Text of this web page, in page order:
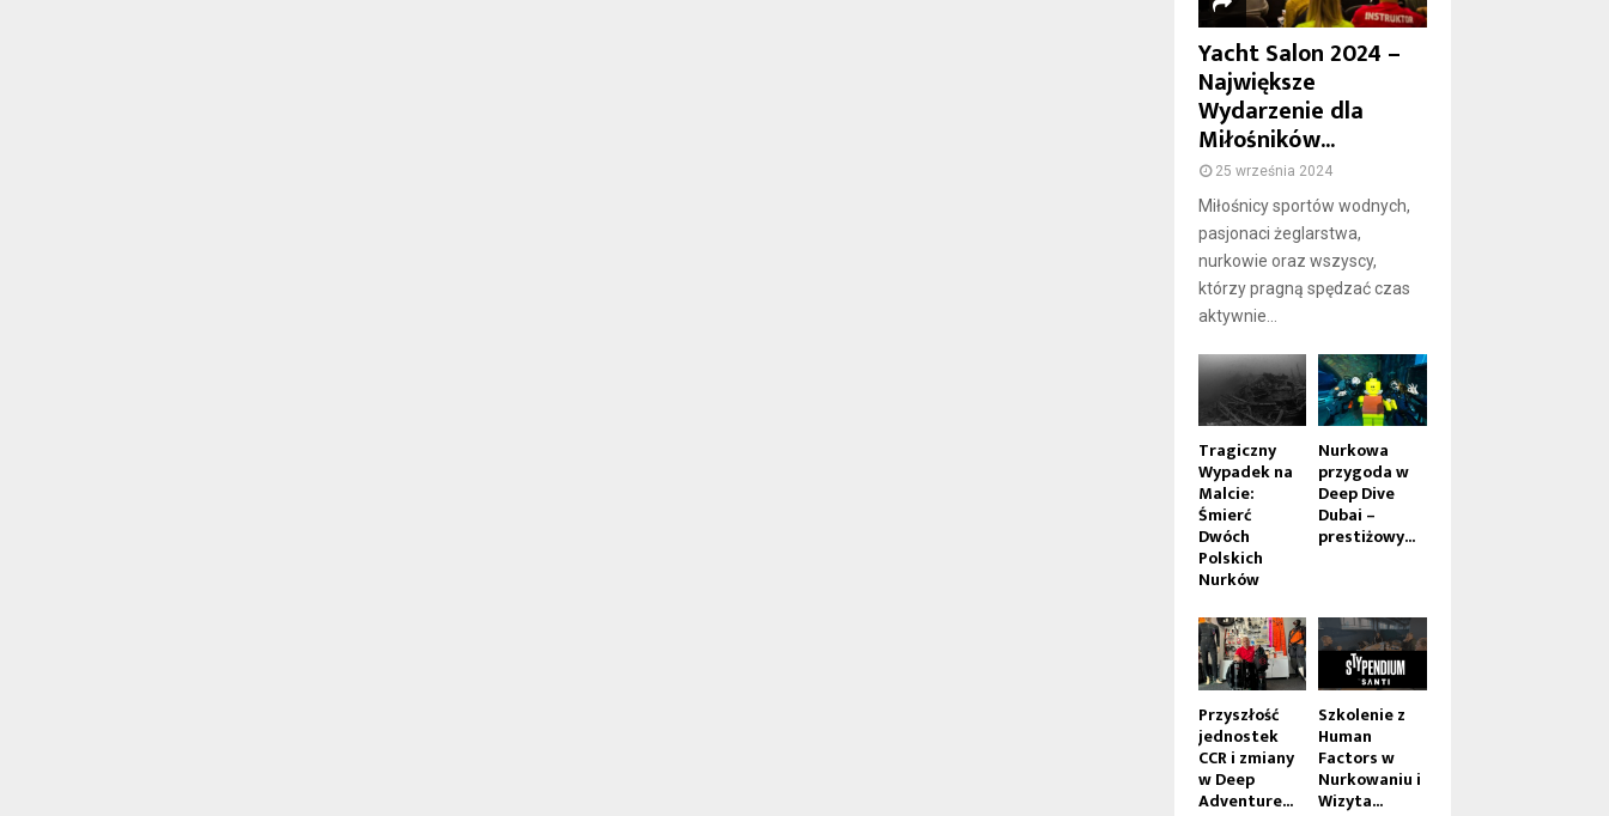
Yacht Salon 2024 –
Największe
Wydarzenie dla
Miłośników...
25 września 2024
Miłośnicy sportów wodnych,
pasjonaci żeglarstwa,
nurkowie oraz wszyscy,
którzy pragną spędzać czas
aktywnie...
Tragiczny
Wypadek na
Malcie:
Śmierć
Dwóch
Polskich
Nurków
Nurkowa
przygoda w
Deep Dive
Dubai –
prestiżowy...
Przyszłość
jednostek
CCR i zmiany
w Deep
Adventure...
Szkolenie z
Human
Factors w
Nurkowaniu i
Wizyta...